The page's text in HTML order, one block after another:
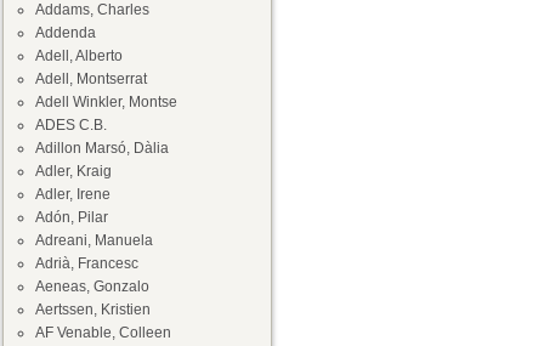
Addams, Charles
Addenda
Adell, Alberto
Adell, Montserrat
Adell Winkler, Montse
ADES C.B.
Adillon Marsó, Dàlia
Adler, Kraig
Adler, Irene
Adón, Pilar
Adreani, Manuela
Adrià, Francesc
Aeneas, Gonzalo
Aertssen, Kristien
AF Venable, Colleen